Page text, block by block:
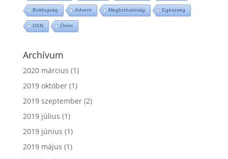
Boldogság Advent Megbízhatóság Egészség
DXN Öröm
Archívum
2020 március (1)
2019 október(1)
2019 szeptember(2)
2019 július (1)
2019 június (1)
2019 május (1)